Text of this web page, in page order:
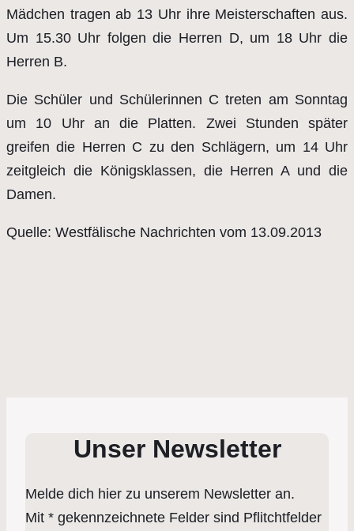
Mädchen tragen ab 13 Uhr ihre Meisterschaften aus.
Um 15.30 Uhr folgen die Herren D, um 18 Uhr die
Herren B.
Die Schüler und Schülerinnen C treten am Sonntag
um 10 Uhr an die Platten. Zwei Stunden später
greifen die Herren C zu den Schlägern, um 14 Uhr
zeitgleich die Königsklassen, die Herren A und die
Damen.
Quelle: Westfälische Nachrichten vom 13.09.2013
Unser Newsletter
Melde dich hier zu unserem Newsletter an.
Mit * gekennzeichnete Felder sind Pflitchtfelder